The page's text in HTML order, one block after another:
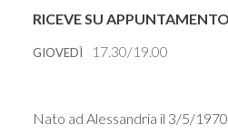
RICEVE SU APPUNTAMENTO
GIOVEDÌ 17.30/19.00
Nato ad Alessandria il 3/5/